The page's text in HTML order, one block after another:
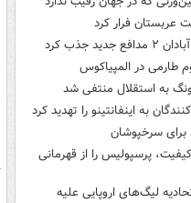
عربستان فرار کرد
جذب کرد
طارمی در المپیاکوس
به استقلال منتفی شد
به اینفانتینو را تهدید کرد
برای سرخپوشان
پرسپولیس را از قهرمانی
لیگ‌های اروپایی علیه